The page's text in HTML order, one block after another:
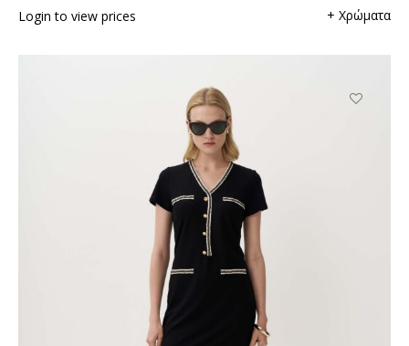
Login to view prices
+ Χρώματα